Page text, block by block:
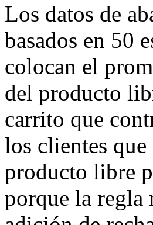
Los datos de
basados en 50
colocan el
del producto
carrito que
los clientes
producto libre
porque la regla